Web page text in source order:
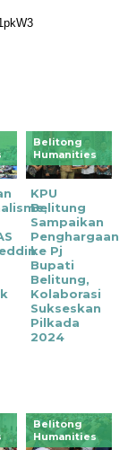
Belitong
Humanities
KPU
Belitung
Sampaikan
Penghargaan
ke Pj
Bupati
Belitung,
Kolaborasi
Sukseskan
Pilkada
2024
Belitong
Humanities